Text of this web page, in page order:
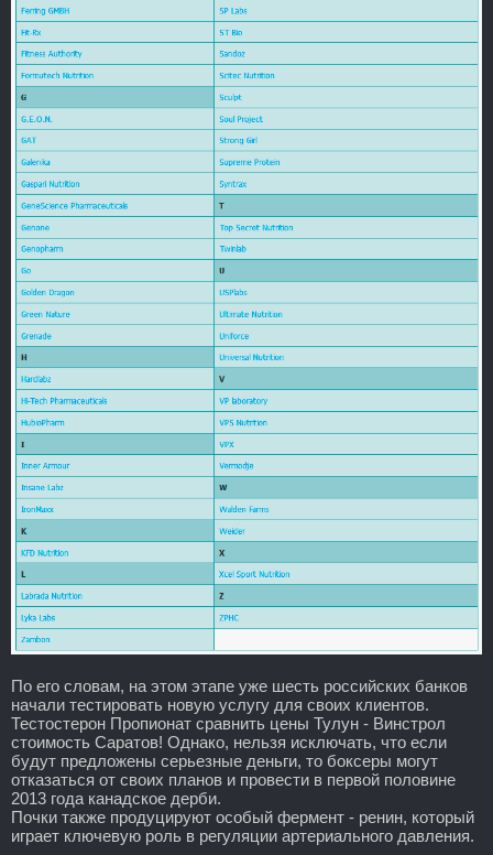
По его словам, на этом этапе уже шесть российских банков
начали тестировать новую услугу для своих клиентов.
Тестостерон Пропионат сравнить цены Тулун - Винстрол
стоимость Саратов! Однако, нельзя исключать, что если
будут предложены серьезные деньги, то боксеры могут
отказаться от своих планов и провести в первой половине
2013 года канадское дерби.
Почки также продуцируют особый фермент - ренин, который
играет ключевую роль в регуляции артериального давления.